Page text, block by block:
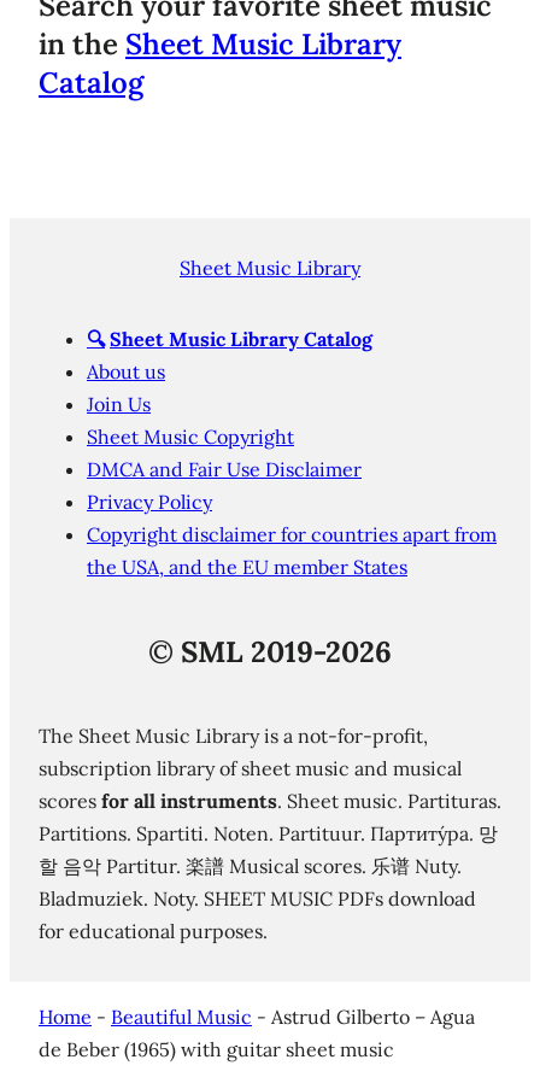
in the Sheet Music Library
Catalog
Sheet Music Library
🔍 Sheet Music Library Catalog
About us
Join Us
Sheet Music Copyright
DMCA and Fair Use Disclaimer
Privacy Policy
Copyright disclaimer for countries apart from
the USA, and the EU member States
© SML 2019-2026
The Sheet Music Library is a not-for-profit,
subscription library of sheet music and musical
scores for all instruments. Sheet music. Partituras.
Partitions. Spartiti. Noten. Partituur. Партиту́ра. 망
할 음악 Partitur. 楽譜 Musical scores. 乐谱 Nuty.
Bladmuziek. Noty. SHEET MUSIC PDFs download
for educational purposes.
Home - Beautiful Music - Astrud Gilberto – Agua
de Beber (1965) with guitar sheet music